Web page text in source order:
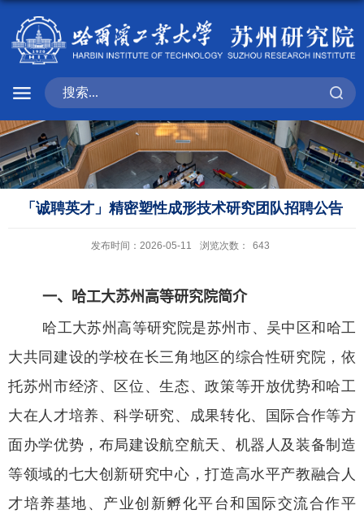
「诚聘英才」精密塑性成形技术研究团队招聘公告
发布时间：2026-05-11 浏览次数： 643
一、 哈工大苏州 高等研究院简介
哈工大苏州高等研究院是苏州市、吴中区和哈工
大共同建设的学校在长三角地区的综合性研究院，依
托苏州市经济、区位、生态、政策等开放优势和哈工
大在人才培养、科学研究、成果转化、国际合作等方
面办学优势，布局建设航空航天、机器人及装备制造
等领域的七大创新研究中心，打造高水平产教融合人
才培养基地、产业创新孵化平台和国际交流合作平